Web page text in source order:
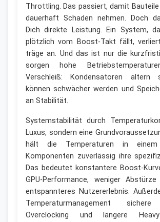
Throttling. Das passiert, damit
dauerhaft Schaden nehmen. Doch
Dich direkte Leistung. Ein System,
plötzlich vom Boost-Takt fällt,
träge an. Und das ist nur die
sorgen hohe
Verschleiß: Kondensatoren altern
können schwächer werden und
an Stabilität.
Systemstabilität durch
Luxus, sondern eine
hält die Temperaturen in
Komponenten zuverlässig ihre
Das bedeutet konstantere Boost-
GPU-Performance, weniger
entspannteres Nutzererlebnis.
Temperaturmanagement
Overclocking und längere